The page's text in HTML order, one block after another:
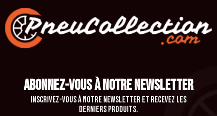
ABONNEZ-VOUS À NOTRE NEWSLETTER
Inscrivez-vous à notre newsletter et recevez les
derniers produits.